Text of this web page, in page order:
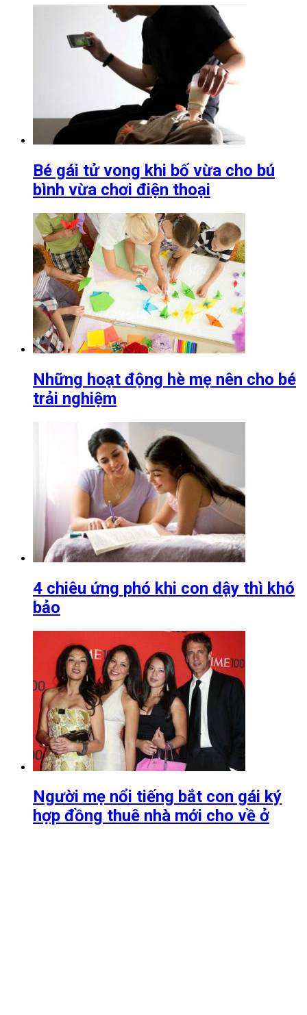
Bé gái tử vong khi bố vừa cho bú
bình vừa chơi điện thoại
Những hoạt động hè mẹ nên cho bé
trải nghiệm
4 chiêu ứng phó khi con dậy thì khó
bảo
Người mẹ nổi tiếng bắt con gái ký
hợp đồng thuê nhà mới cho về ở